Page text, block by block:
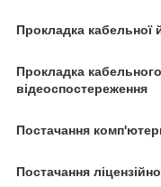
Прокладка кабельної
Прокладка
відеоспостереження
Постачання
Постачання